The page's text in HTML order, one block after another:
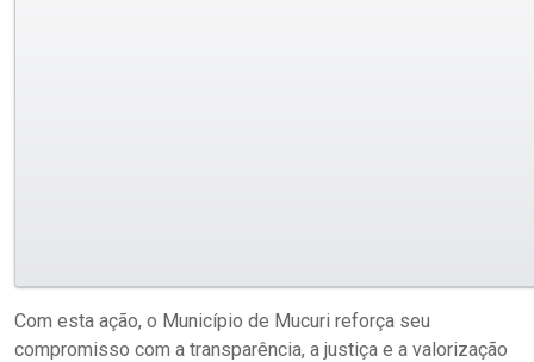
Com esta ação, o Município de Mucuri reforça seu
compromisso com a transparência, a justiça e a valorização